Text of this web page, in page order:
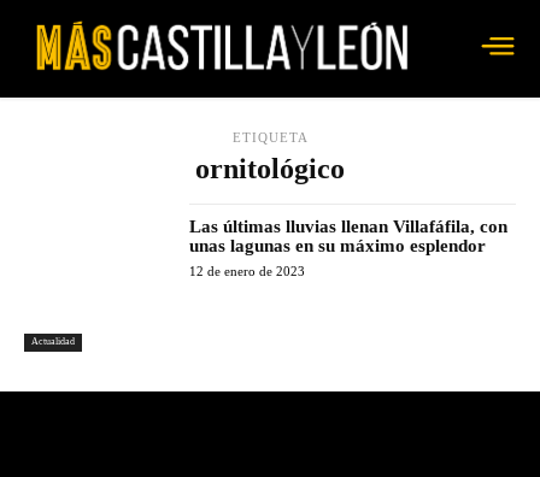
ETIQUETA
ornitológico
Actualidad
Las últimas lluvias llenan Villafáfila, con
unas lagunas en su máximo esplendor
12 de enero de 2023